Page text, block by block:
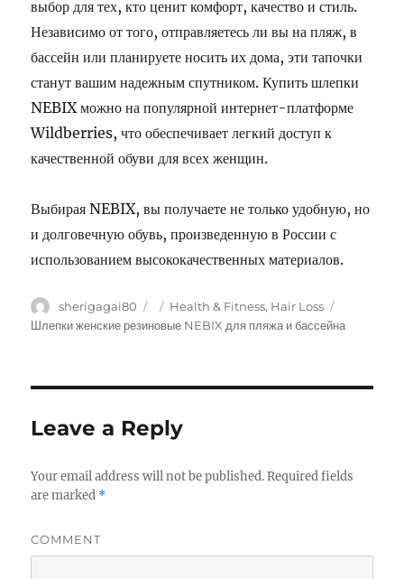
выбор для тех, кто ценит комфорт, качество и стиль.
Независимо от того, отправляетесь ли вы на пляж, в
бассейн или планируете носить их дома, эти тапочки
станут вашим надежным спутником. Купить шлепки
NEBIX можно на популярной интернет-платформе
Wildberries, что обеспечивает легкий доступ к
качественной обуви для всех женщин.
Выбирая NEBIX, вы получаете не только удобную, но
и долговечную обувь, произведенную в России с
использованием высококачественных материалов.
Author
sherigagai80
Posted
on
Categories
Health & Fitness, Hair Loss
Шлепки женские резиновые NEBIX для пляжа и бассейна
Leave a Reply
Your email address will not be published.Required fields
are marked *
COMMENT